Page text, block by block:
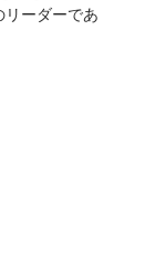
ーダーであ